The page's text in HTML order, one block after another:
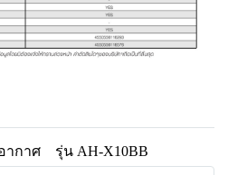
ากาศ รุ่น AH-X10BB